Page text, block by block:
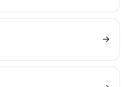
→